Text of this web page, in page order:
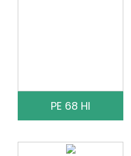
PE 68 HI